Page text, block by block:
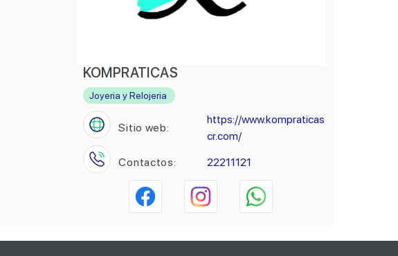
KOMPRATICAS
Joyeria y Relojeria
Sitio web:
https://www.kompraticas
cr.com/
Contactos:
22211121